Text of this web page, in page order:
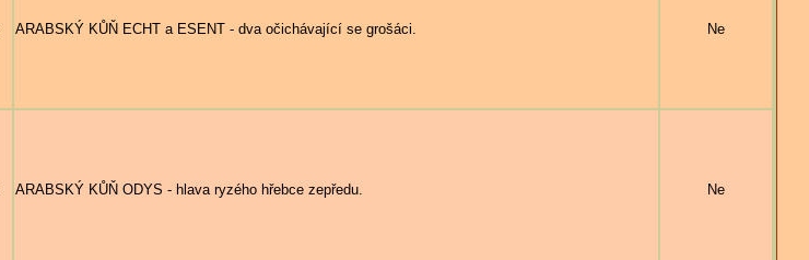
ARABSKÝ KŮŇ ECHT a ESENT - dva očichávající se grošáci. Ne
ARABSKÝ KŮŇ ODYS - hlava ryzého hřebce zepředu. Ne